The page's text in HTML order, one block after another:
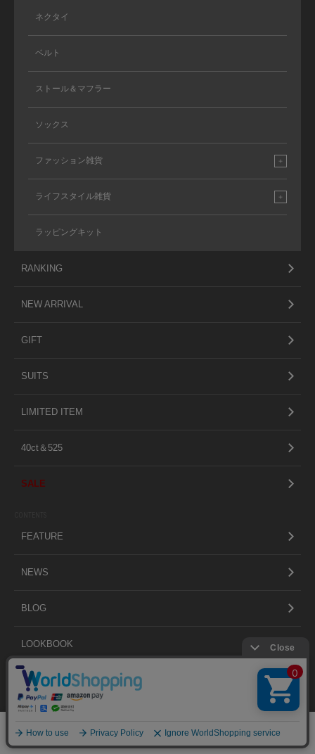
絞り込む
ネクタイ
ベルト
ストール＆マフラー
ソックス
ファッション雑貨
ライフスタイル雑貨
ラッピングキット
RANKING
NEW ARRIVAL
GIFT
SUITS
LIMITED ITEM
40ct＆525
SALE
FEATURE
NEWS
BLOG
LOOKBOOK
ABOUT